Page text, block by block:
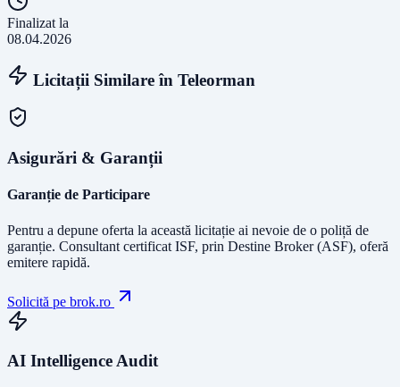
Finalizat la
08.04.2026
Licitații Similare în Teleorman
Asigurări & Garanții
Garanție de Participare
Pentru a depune oferta la această licitație ai nevoie de o poliță de
garanție. Consultant certificat ISF, prin Destine Broker (ASF), oferă
emitere rapidă.
Solicită pe brok.ro
AI Intelligence Audit